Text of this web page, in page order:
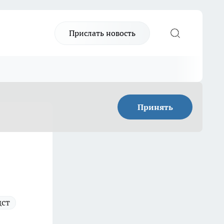
Прислать новость
Принять